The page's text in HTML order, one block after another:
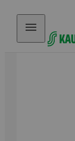
Hyppää sisältöön